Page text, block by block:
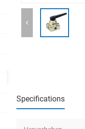
Specifications